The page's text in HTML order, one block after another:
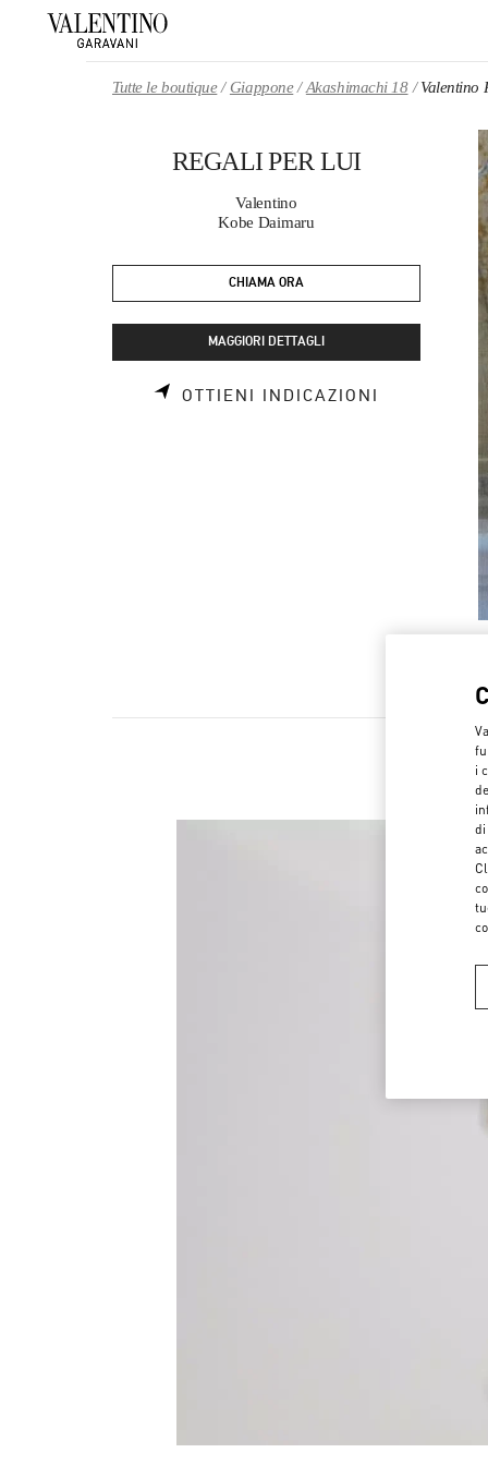
Tutte le boutique Giappone Akashimachi 18 Valentino
REGALI PER LUI
Valentino
Kobe Daimaru
CHIAMA ORA
MAGGIORI DETTAGLI
OTTIENI INDICAZIONI
i
di